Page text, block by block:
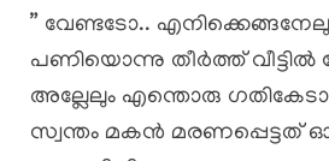
” വേണ്ടടോ..
പണിയൊന്നു തീർത്ത്
അല്ലേലും എന്തൊരു
സ്വന്തം മകൻ മരണപ്പെട്ടത്